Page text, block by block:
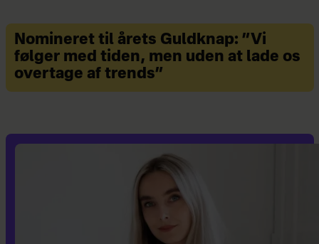
Nomineret til årets Guldknap: ”Vi
følger med tiden, men uden at lade os
overtage af trends”